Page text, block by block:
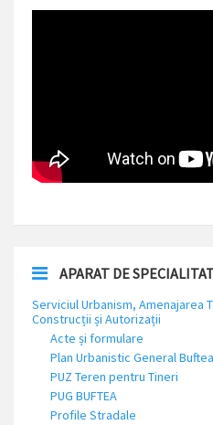
APARAT DE
Serviciul Urbanism, Amenajarea
Construcții și Autorizații
Acte și formulare
Plan Urbanistic General Buftea
PUZ Teren pentru Tineri
PUG BUFTEA
Profile Stradale